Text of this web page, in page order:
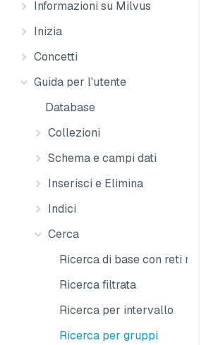
Informazioni su Milvus
Inizia
Concetti
Guida per l'utente
Database
Collezioni
Schema e campi dati
Inserisci e Elimina
Indici
Cerca
Ricerca di base con reti
Ricerca filtrata
Ricerca per intervallo
Ricerca per gruppi